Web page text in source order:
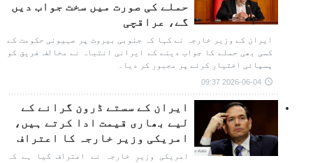
حملے کی صورت میں سخت جواب دیں
گے، عراقچی
ایران کے وزیر خارجہ نے کہا کہ جنوبی بیروت پر صہیونی حکومت کے
کسی بھی حملے کا جواب دینے کے ایرانی انتباہ نے مخالف فریق کو
پسپائی اختیار کرنے پر مجبور کر دیا۔
2026-06-04 09:37
ایران کے سستے ڈرون گرانے کے
لیے بھاری قیمت ادا کرتے ہیں،
امریکی وزیر خارجہ کا اعتراف
امریکی وزیرِ خارجہ نے اعتراف کیا ہے کہ